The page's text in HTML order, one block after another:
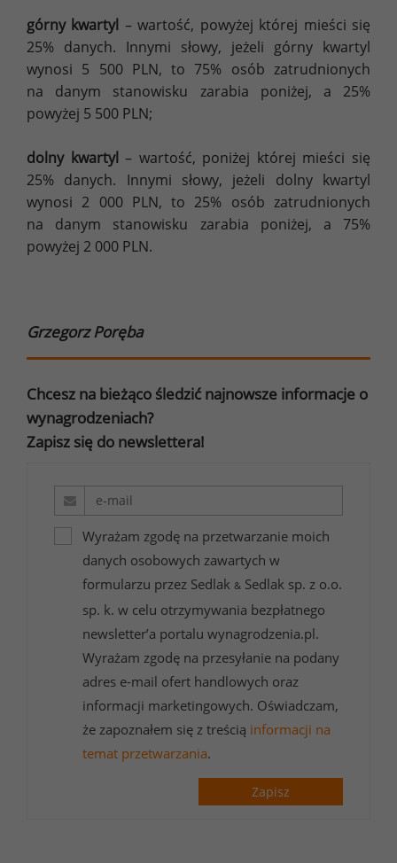
górny kwartyl – wartość, powyżej której mieści się
25% danych. Innymi słowy, jeżeli górny kwartyl
wynosi 5 500 PLN, to 75% osób zatrudnionych
na danym stanowisku zarabia poniżej, a 25%
powyżej 5 500 PLN;
dolny kwartyl – wartość, poniżej której mieści się
25% danych. Innymi słowy, jeżeli dolny kwartyl
wynosi 2 000 PLN, to 25% osób zatrudnionych
na danym stanowisku zarabia poniżej, a 75%
powyżej 2 000 PLN.
Grzegorz Poręba
Chcesz na bieżąco śledzić najnowsze informacje o
wynagrodzeniach?
Zapisz się do newslettera!
Wyrażam zgodę na przetwarzanie moich
danych osobowych zawartych w
formularzu przez Sedlak & Sedlak sp. z o.o.
sp. k. w celu otrzymywania bezpłatnego
newsletter’a portalu wynagrodzenia.pl.
Wyrażam zgodę na przesyłanie na podany
adres e-mail ofert handlowych oraz
informacji marketingowych. Oświadczam,
że zapoznałem się z treścią informacji na
temat przetwarzania.
Zapisz